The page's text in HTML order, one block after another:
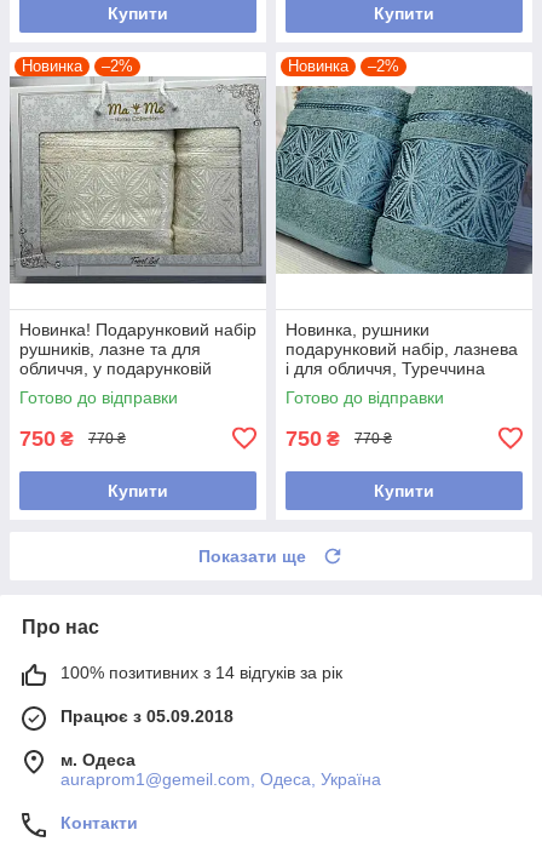
Купити Купити
Новинка –2%
Новинка! Подарунковий набір
рушників, лазне та для
обличчя, у подарунковій
коробці, Туреччина
Готово до відправки
750 ₴ 770 ₴
Купити
Новинка –2%
Новинка, рушники
подарунковий набір, лазнева
і для обличчя, Туреччина
Готово до відправки
750 ₴ 770 ₴
Купити
Показати ще
Про нас
100% позитивних з 14 відгуків за рік
Працює з 05.09.2018
м. Одеса
auraprom1@gemeil.com, Одеса, Україна
Контакти